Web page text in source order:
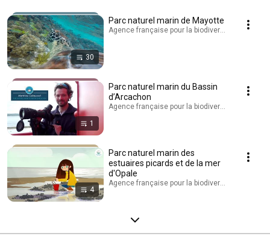
30
Parc naturel marin de Mayotte
Agence française pour la biodiversité - AFB ·
1
Parc naturel marin du Bassin
d’Arcachon
Agence française pour la biodiversité - AFB ·
4
Parc naturel marin des
estuaires picards et de la mer
d'Opale
Agence française pour la biodiversité - AFB ·